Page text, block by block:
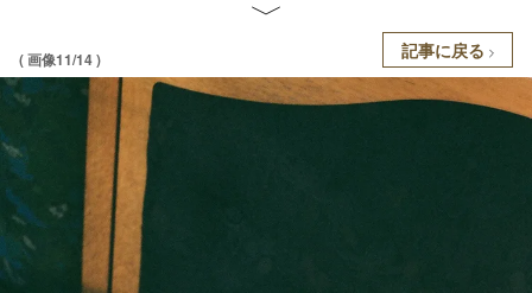
( 画像11/14 ) 記事に戻る